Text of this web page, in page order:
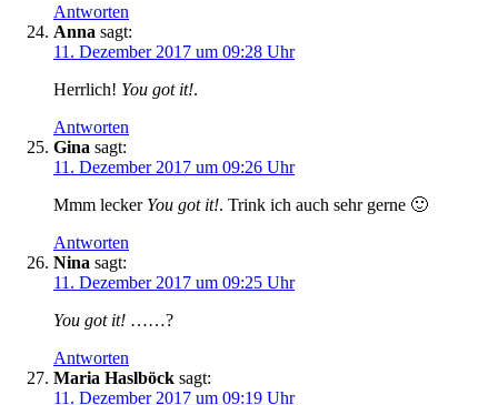
Antworten
Anna sagt:
11. Dezember 2017 um 09:28 Uhr
Herrlich! You got it!.
Antworten
Gina sagt:
11. Dezember 2017 um 09:26 Uhr
Mmm lecker You got it!. Trink ich auch sehr gerne 🙂
Antworten
Nina sagt:
11. Dezember 2017 um 09:25 Uhr
You got it! ……?
Antworten
Maria Haslböck sagt:
11. Dezember 2017 um 09:19 Uhr